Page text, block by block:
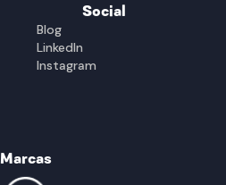
Social
Blog
LinkedIn
Instagram
Marcas